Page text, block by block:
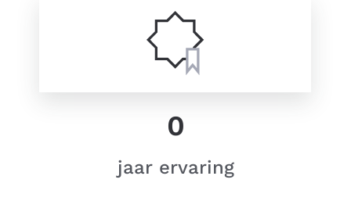
jaar ervaring
0